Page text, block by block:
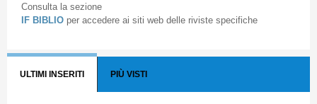
Consulta la sezione
IF BIBLIO per accedere ai siti web delle riviste specifiche
ULTIMI INSERITI PIÙ VISTI